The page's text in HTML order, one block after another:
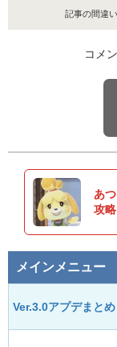
記事の間違
コメ
あ
攻
メインメニュー
Ver.3.0アプデまとめ